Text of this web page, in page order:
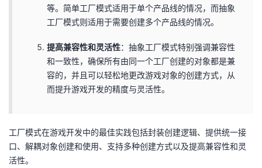
等。简单工厂模式适用于单个产品线的情况，而抽象
工厂模式则适用于需要创建多个产品线的情况。
提高兼容性和灵活性：抽象工厂模式特别强调兼容性
和一致性，确保所有由同一个工厂创建的对象都是兼
容的，并且可以轻松地更改游戏对象的创建方式，从
而提升游戏开发的精度与灵活性。
工厂模式在游戏开发中的最佳实践包括封装创建逻辑、提供统一接
口、解耦对象创建和使用、支持多种创建方式以及提高兼容性和灵
活性。